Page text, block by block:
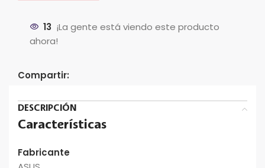
13 ¡La gente está viendo este producto
ahora!
Compartir:
DESCRIPCIÓN
Características
Fabricante